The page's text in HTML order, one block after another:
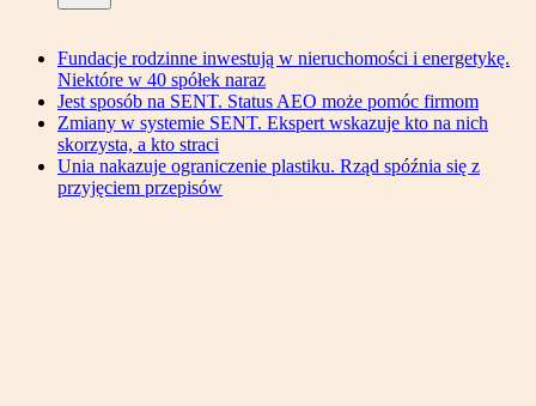
Fundacje rodzinne inwestują w nieruchomości i energetykę.
Niektóre w 40 spółek naraz
Jest sposób na SENT. Status AEO może pomóc firmom
Zmiany w systemie SENT. Ekspert wskazuje kto na nich
skorzysta, a kto straci
Unia nakazuje ograniczenie plastiku. Rząd spóźnia się z
przyjęciem przepisów